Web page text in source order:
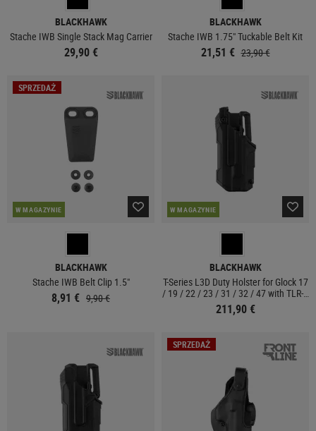
BLACKHAWK
Stache IWB Single Stack Mag Carrier
29,90 €
BLACKHAWK
Stache IWB 1.75" Tuckable Belt Kit
21,51 € 23,90 €
SPRZEDAŻ
W MAGAZYNIE
BLACKHAWK
Stache IWB Belt Clip 1.5"
8,91 € 9,90 €
W MAGAZYNIE
BLACKHAWK
T-Series L3D Duty Holster for Glock 17
/ 19 / 22 / 23 / 31 / 32 / 47 with TLR-1
/ 2 Left Side
211,90 €
SPRZEDAŻ